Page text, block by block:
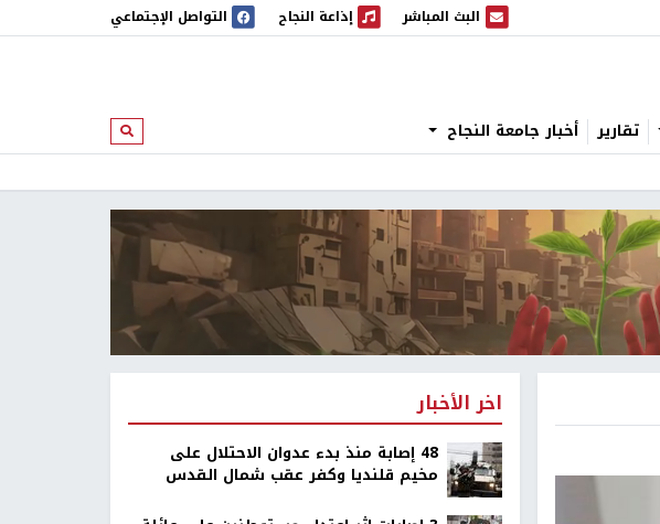
البث المباشر
البث المباشر إذاعة النجاح
إذاعة النجاح التواصل الإجتماعي
تقارير أخبار جامعة النجاح ابحث
اخر الأخبار
48 إصابة منذ بدء عدوان الاحتلال على
مخيم قلنديا وكفر عقب شمال القدس